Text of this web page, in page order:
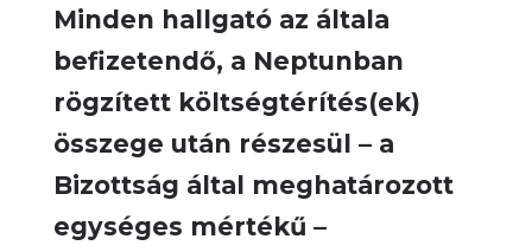
Minden hallgató az általa
befizetendő, a Neptunban
rögzített költségtérítés(ek)
összege után részesül – a
Bizottság által meghatározott
egységes mértékű –